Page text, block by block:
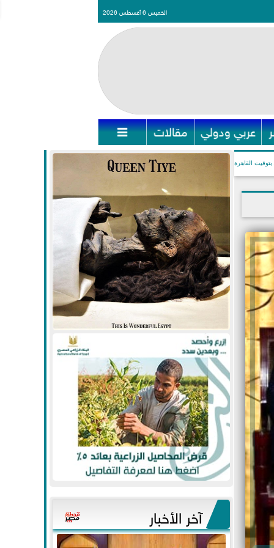
الخميس 6 أغسطس 2026
عربي ودولي مقالات 
بتوقيت القاهرة
آخر الأخبار